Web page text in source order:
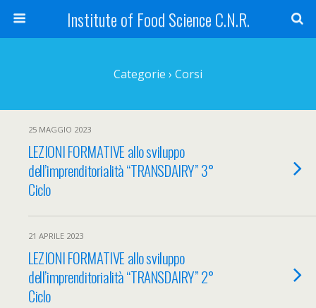
Institute of Food Science C.N.R.
Categorie › Corsi
25 MAGGIO 2023
LEZIONI FORMATIVE allo sviluppo
dell’imprenditorialità “TRANSDAIRY” 3°
Ciclo
21 APRILE 2023
LEZIONI FORMATIVE allo sviluppo
dell’imprenditorialità “TRANSDAIRY” 2°
Ciclo